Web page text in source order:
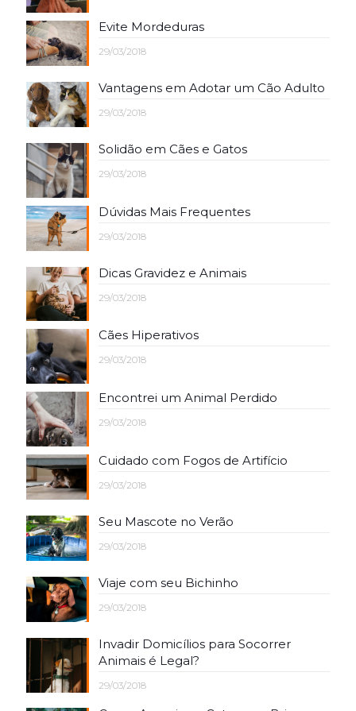
Evite Mordeduras
29/03/2018
Vantagens em Adotar um Cão Adulto
29/03/2018
Solidão em Cães e Gatos
29/03/2018
Dúvidas Mais Frequentes
29/03/2018
Dicas Gravidez e Animais
29/03/2018
Cães Hiperativos
29/03/2018
Encontrei um Animal Perdido
29/03/2018
Cuidado com Fogos de Artifício
29/03/2018
Seu Mascote no Verão
29/03/2018
Viaje com seu Bichinho
29/03/2018
Invadir Domicílios para Socorrer
Animais é Legal?
29/03/2018